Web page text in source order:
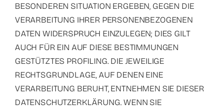
BESONDEREN SITUATION ERGEBEN, GEGEN DIE
VERARBEITUNG IHRER PERSONENBEZOGENEN
DATEN WIDERSPRUCH EINZULEGEN; DIES GILT
AUCH FÜR EIN AUF DIESE BESTIMMUNGEN
GESTÜTZTES PROFILING. DIE JEWEILIGE
RECHTSGRUNDLAGE, AUF DENEN EINE
VERARBEITUNG BERUHT, ENTNEHMEN SIE DIESER
DATENSCHUTZERKLÄRUNG. WENN SIE